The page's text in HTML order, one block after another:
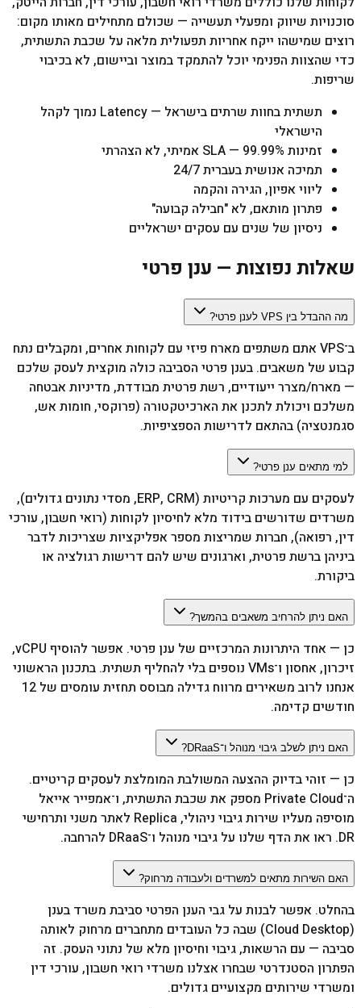
סוכנויות שיווק ומפעלי תעשייה — שכולם מתחילים מאותו מקום:
רוצים שמישהו ייקח אחריות תפעולית מלאה על שכבת התשתית,
כדי שהצוות הפנימי יוכל להתמקד במוצר וביישום, לא בכיבוי
שריפות.
תשתית בחוות שרתים בישראל — Latency נמוך לקהל
הישראלי
זמינות 99.99% — SLA אמיתי, לא הצהרתי
תמיכה אנושית בעברית 24/7
ליווי אפיון, הגירה והקמה
פתרון מותאם, לא "חבילה קבועה"
ניסיון של שנים עם עסקים ישראליים
שאלות נפוצות — ענן פרטי
מה ההבדל בין VPS לענן פרטי?
ב־VPS אתם משתפים מארח פיזי עם לקוחות אחרים, ומקבלים נתח
קבוע של משאבים. בענן פרטי הסביבה כולה מוקצית לעסק שלכם
— מארח/מצרר ייעודיים, רשת פרטית מבודדת, מדיניות אבטחה
משלכם ויכולת לתכנן את הארכיטקטורה (פרוקסי, חומות אש,
סגמנטציה) בהתאם לדרישות הספציפיות.
למי מתאים ענן פרטי?
לעסקים עם מערכות קריטיות (ERP, CRM, מסדי נתונים גדולים),
משרדים שדורשים בידוד מלא לחיסיון לקוחות (רואי חשבון, עורכי
דין, רפואה), חברות שמריצות מספר אפליקציות שצריכות לדבר
ביניהן ברשת פרטית, וארגונים שיש להם דרישות רגולציה או
ביקורת.
האם ניתן להרחיב משאבים בהמשך?
כן — אחד היתרונות המרכזיים של ענן פרטי. אפשר להוסיף vCPU,
זיכרון, אחסון ו־VMs נוספים בלי להחליף תשתית. בתכנון הראשוני
אנחנו לרוב משאירים מרווח גדילה מבוסס תחזית עומסים של 12
חודשים קדימה.
האם ניתן לשלב גיבוי מנוהל ו־DRaaS?
כן — זוהי בדיוק ההצעה המשולבת המומלצת לעסקים קריטיים.
ה־Private Cloud מספק את שכבת התשתית, ו־אמפייר אייאל
מוסיפה מעליו שירות גיבוי ניהולי, Replica לאתר משני ותרחישי
DR. ראו את הדף שלנו על גיבוי מנוהל ו־DRaaS להרחבה.
האם השירות מתאים למשרדים ולעבודה מרחוק?
בהחלט. אפשר לבנות על גבי הענן הפרטי סביבת משרד בענן
(Cloud Desktop) שבה כל העובדים מתחברים מרחוק לאותה
סביבה — עם הרשאות, גיבוי וחיסיון מלא של נתוני העסק. זה
הפתרון הסטנדרטי שבחרו אצלנו משרדי רואי חשבון, עורכי דין
ומשרדי שירותים מקצועיים גדולים.